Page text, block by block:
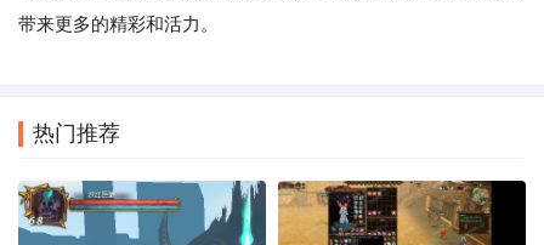
带来更多的精彩和活力。
热门推荐